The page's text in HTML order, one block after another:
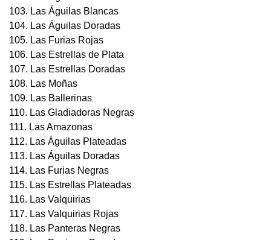
103. Las Águilas Blancas
104. Las Águilas Doradas
105. Las Furias Rojas
106. Las Estrellas de Plata
107. Las Estrellas Doradas
108. Las Moñas
109. Las Ballerinas
110. Las Gladiadoras Negras
111. Las Amazonas
112. Las Águilas Plateadas
113. Las Águilas Doradas
114. Las Furias Negras
115. Las Estrellas Plateadas
116. Las Valquirias
117. Las Valquirias Rojas
118. Las Panteras Negras